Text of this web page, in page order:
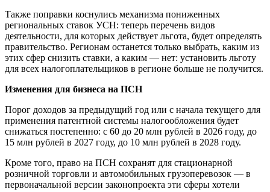
Также поправки коснулись механизма пониженных
региональных ставок УСН: теперь перечень видов
деятельности, для которых действует льгота, будет определять
правительство. Регионам останется только выбрать, каким из
этих сфер снизить ставки, а каким — нет: установить льготу
для всех налогоплательщиков в регионе больше не получится.
Изменения для бизнеса на ПСН
Порог доходов за предыдущий год или с начала текущего для
применения патентной системы налогообложения будет
снижаться постепенно: с 60 до 20 млн рублей в 2026 году, до
15 млн рублей в 2027 году, до 10 млн рублей в 2028 году.
Кроме того, право на ПСН сохранят для стационарной
розничной торговли и автомобильных грузоперевозок — в
первоначальной версии законопроекта эти сферы хотели